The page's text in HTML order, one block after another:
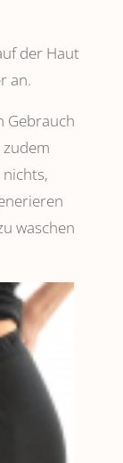
der Haut
an.
Gebrauch
zudem
nichts,
waschen